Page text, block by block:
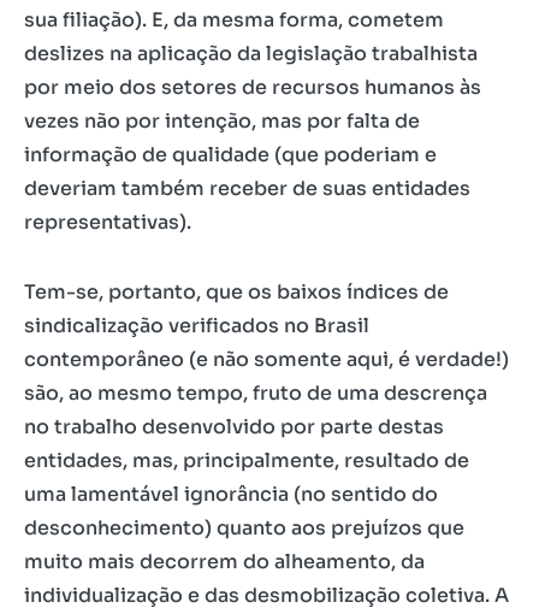
sua filiação). E, da mesma forma, cometem
deslizes na aplicação da legislação trabalhista
por meio dos setores de recursos humanos às
vezes não por intenção, mas por falta de
informação de qualidade (que poderiam e
deveriam também receber de suas entidades
representativas).
Tem-se, portanto, que os baixos índices de
sindicalização verificados no Brasil
contemporâneo (e não somente aqui, é verdade!)
são, ao mesmo tempo, fruto de uma descrença
no trabalho desenvolvido por parte destas
entidades, mas, principalmente, resultado de
uma lamentável ignorância (no sentido do
desconhecimento) quanto aos prejuízos que
muito mais decorrem do alheamento, da
individualização e das desmobilização coletiva. A